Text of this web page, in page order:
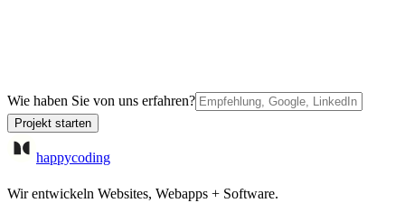
Wie haben Sie von uns erfahren?
Projekt starten
happycoding
Wir entwickeln Websites, Webapps + Software.